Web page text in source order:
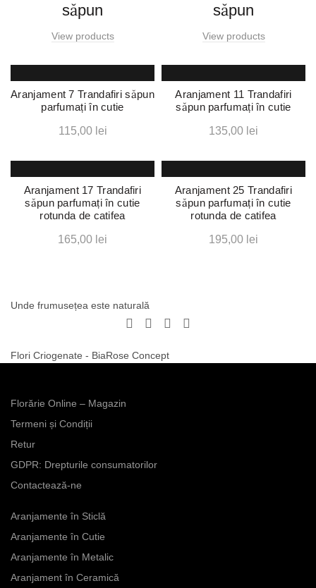
săpun
View products
săpun
View products
variații.
Opțiunile
fi
pagina
Aranjament 7 Trandafiri săpun
parfumați în cutie
115,00 lei
Aranjament 11 Trandafiri
săpun parfumați în cutie
135,00 lei
are
variații.
alese
produsului.
Aranjament 17 Trandafiri
săpun parfumați în cutie
rotunda de catifea
165,00 lei
Aranjament 25 Trandafiri
săpun parfumați în cutie
rotunda de catifea
195,00 lei
Unde frumusețea este naturală
Flori Criogenate - BiaRose Concept
Florărie Online – Magazin
Termeni și Condiții
Retur
GDPR: Drepturile consumatorilor
Contactează-ne
Aranjamente în Sticlă
Aranjamente în Cutie
Aranjamente în Metalic
Aranjament în Ceramică